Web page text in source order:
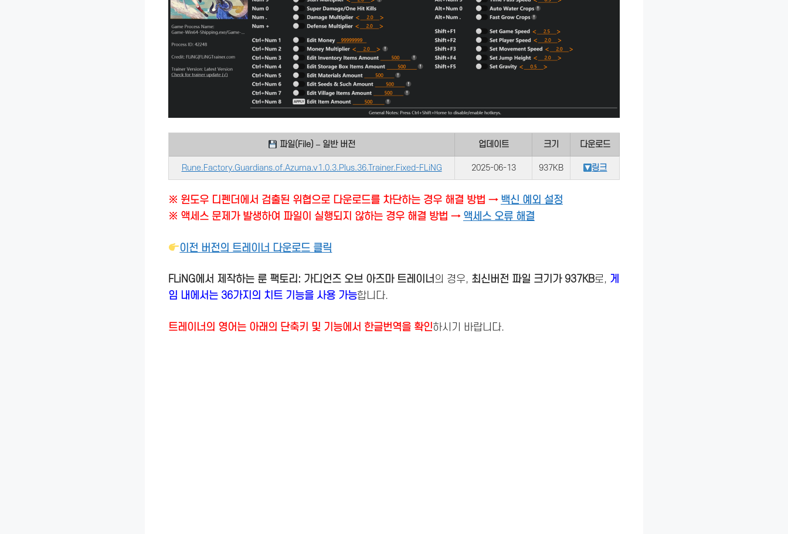
파일(File) – 일반 버전 업데이트 크기 다운로드
Rune.Factory.Guardians.of.Azuma.v1.0.3.Plus.36.Trainer.Fixed-FLiNG 2025-06-13 937KB 링크
※ 윈도우 디펜더에서 검출된 위협으로 다운로드를 차단하는 경우 해결 방법 → 백신 예외 설정
※ 액세스 문제가 발생하여 파일이 실행되지 않하는 경우 해결 방법 → 액세스 오류 해결
이전 버전의 트레이너 다운로드 클릭
FLiNG에서 제작하는 룬 팩토리: 가디언즈 오브 아즈마 트레이너 의 경우, 최신버전 파일 크기가 937KB로, 게
임 내에서는 36가지의 치트 기능을 사용 가능합니다.
트레이너의 영어는 아래의 단축키 및 기능에서 한글번역을 확인하시기 바랍니다.